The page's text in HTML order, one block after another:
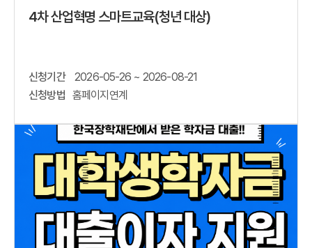
4차 산업혁명 스마트교육(청년 대상)
신청기간
2026-05-26 ~ 2026-08-21
신청방법 홈페이지연계